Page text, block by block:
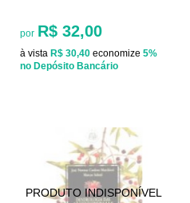
por R$ 32,00
à vista R$ 30,40 economize 5%
no Depósito Bancário